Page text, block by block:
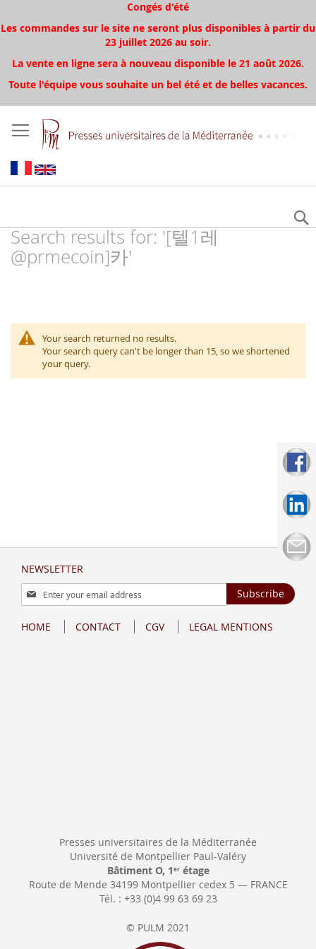
Congés d'été
Les commandes sur le site ne seront plus disponibles à partir du
23 juillet 2026 au soir.
La vente en ligne sera à nouveau disponible le 21 août 2026.
Toute l'équipe vous souhaite un bel été et de belles vacances.
Search results for: '[텔1레
@prmecoin]카'
Your search returned no results.
Your search query can't be longer than 15, so we shortened
your query.
NEWSLETTER
Sign
Up
Our
Subscribe
HOME CONTACT CGV LEGAL MENTIONS
Presses universitaires de la Méditerranée
Université de Montpellier Paul-Valéry
Bâtiment O, 1 erétage
Route de Mende 34199 Montpellier cedex 5 — FRANCE
Tél. : +33 (0)4 99 63 69 23
© PULM 2021